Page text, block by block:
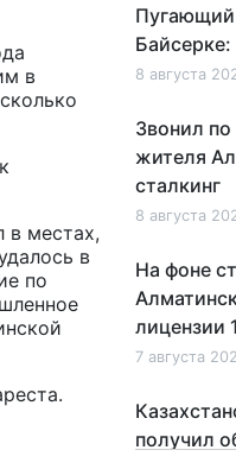
в
в местах,
в
по
Пугающий
8 августа
Звонил
жителя
сталкинг
8 августа
На фоне
лицензии
7 августа
получил